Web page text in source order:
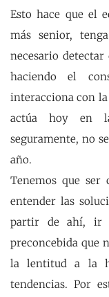
Esto hace que el
más senior,
necesario detectar
haciendo el
interacciona con
actúa hoy en
seguramente, no
año.
Tenemos que ser
entender las
partir de ahí, ir
preconcebida que
la lentitud a la
tendencias. Por